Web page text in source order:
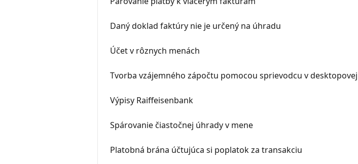
Daný doklad faktúry nie je určený na úhradu
Účet v rôznych menách
Tvorba vzájemného zápočtu pomocou sprievodcu v
Výpisy Raiffeisenbank
Spárovanie čiastočnej úhrady v mene
Platobná brána účtujúca si poplatok za transakciu